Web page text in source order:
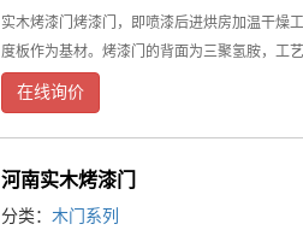
实木烤漆门烤漆门，即喷漆后进烘房加温干燥
度板作为基材。烤漆门的背面为三聚氢胺，工
在线询价
河南实木烤漆门
分类： 木门系列